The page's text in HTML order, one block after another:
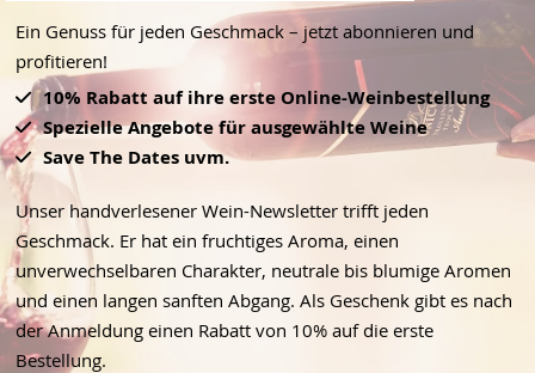
Ein Genuss für jeden Geschmack – jetzt abonnieren und
profitieren!
10% Rabatt auf ihre erste Online-Weinbestellung
Spezielle Angebote für ausgewählte Weine
Save The Dates uvm.
Unser handverlesener Wein-Newsletter trifft jeden
Geschmack. Er hat ein fruchtiges Aroma, einen
unverwechselbaren Charakter, neutrale bis blumige Aromen
und einen langen sanften Abgang. Als Geschenk gibt es nach
der Anmeldung einen Rabatt von 10% auf die erste
Bestellung.